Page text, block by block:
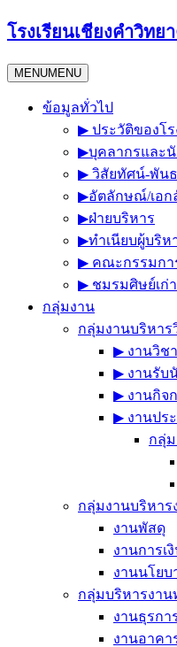
Skip
to
โรงเรียนเชียงคำวิทย
MENUMENU
ข้อมูลทั่วไป
▶︎ ประวัติของโร
▶︎บุคลากรและนั
▶︎ วิสัยทัศน์-พัน
▶︎อัตลักษณ์/เอ
▶︎ฝ่ายบริหาร
▶︎ทำเนียบผู้บริห
▶︎ คณะกรรมกา
▶︎ ชมรมศิษย์เก่า
กลุ่มงาน
กลุ่มงานบริหาร
▶︎ งานวิช
▶︎ งานรับ
▶︎ งานกิจ
▶︎ งานปร
กลุ่
กลุ่มงานบริหา
งานพัสดุ
งานการเ
งานนโยบ
กลุ่มบริหารงาน
งานธุรกา
งานอาค